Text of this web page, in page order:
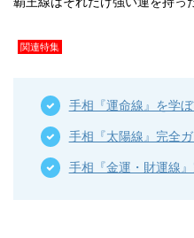
関連特集
手相『運命線』を学
手相『太陽線』完全
手相『金運・財運線